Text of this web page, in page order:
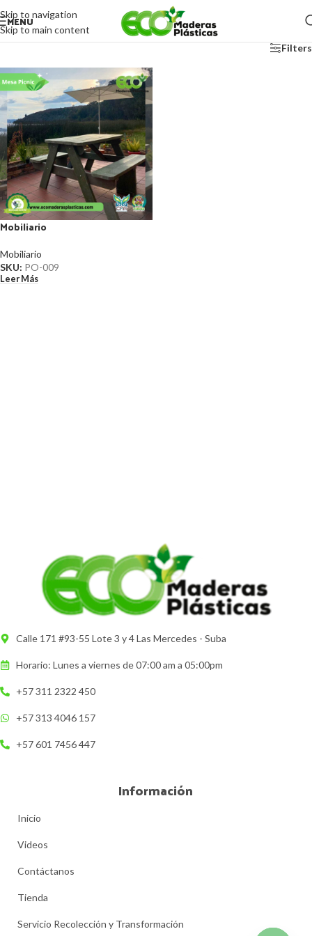
Skip to navigation
Skip to main content
MENU
Filters
Mobiliario
Mobiliario
SKU: PO-009
Leer Más
Calle 171 #93-55 Lote 3 y 4 Las Mercedes - Suba
Horario: Lunes a viernes de 07:00 am a 05:00pm
+57 311 2322 450
+57 313 4046 157
+57 601 7456 447
Información
Inicio
Videos
Contáctanos
Tienda
Servicio Recolección y Transformación